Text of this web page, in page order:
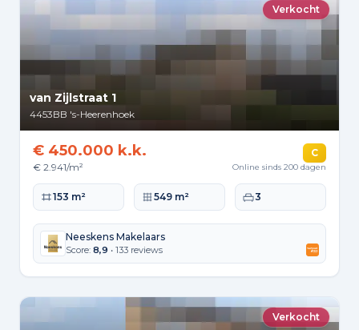
Verkocht
van Zijlstraat 1
4453BB 's-Heerenhoek
€ 450.000 k.k.
€ 2.941/m²
C
Online sinds 200 dagen
Woonoppervlakte
153 m² Perceeloppervlakte
549 m² Slaapkamers
3
Neeskens Makelaars
Score: 8,9 • 133 reviews
Verkocht